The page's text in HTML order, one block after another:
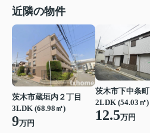
近隣の物件
茨木市蔵垣内２丁目
3LDK (68.98㎡)
9万円
茨木市下中条町
2LDK (54.03㎡)
12.5万円